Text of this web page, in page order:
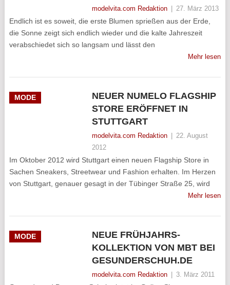
modelvita.com Redaktion 27. März 2013
Endlich ist es soweit, die erste Blumen sprießen aus der Erde,
die Sonne zeigt sich endlich wieder und die kalte Jahreszeit
verabschiedet sich so langsam und lässt den
Mehr lesen
MODE
NEUER NUMELO FLAGSHIP
STORE ERÖFFNET IN
STUTTGART
modelvita.com Redaktion
22. August
2012
Im Oktober 2012 wird Stuttgart einen neuen Flagship Store in
Sachen Sneakers, Streetwear und Fashion erhalten. Im Herzen
von Stuttgart, genauer gesagt in der Tübinger Straße 25, wird
Mehr lesen
MODE
NEUE FRÜHJAHRS-
KOLLEKTION VON MBT BEI
GESUNDERSCHUH.DE
modelvita.com Redaktion 3. März 2011